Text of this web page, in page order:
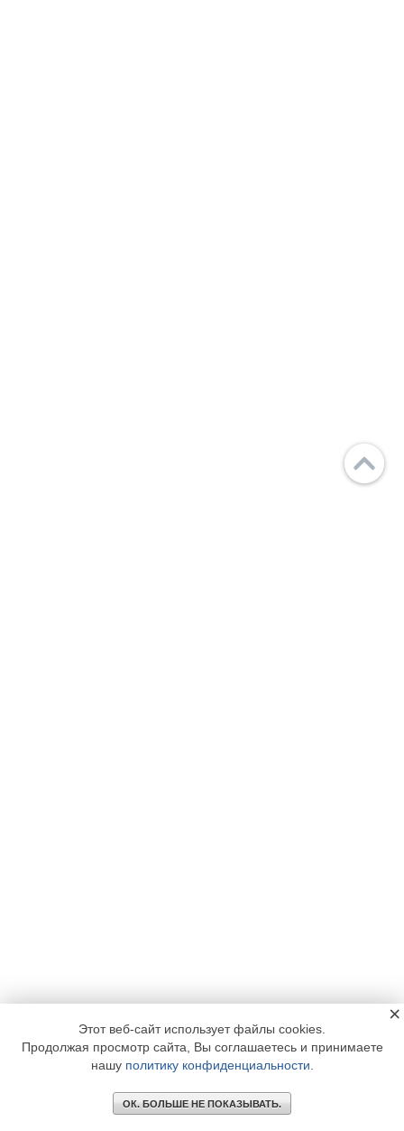
Этот веб-сайт использует файлы cookies.
Продолжая просмотр сайта, Вы соглашаетесь и принимаете
нашу политику конфиденциальности
ОК. БОЛЬШЕ НЕ ПОКАЗЫВАТЬ.
×